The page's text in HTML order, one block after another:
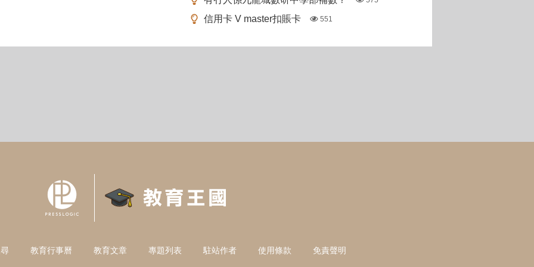
信用卡 V master扣賬卡 551
教育行事曆 教育文章 專題列表 駐站作者 使用條款 免責聲明